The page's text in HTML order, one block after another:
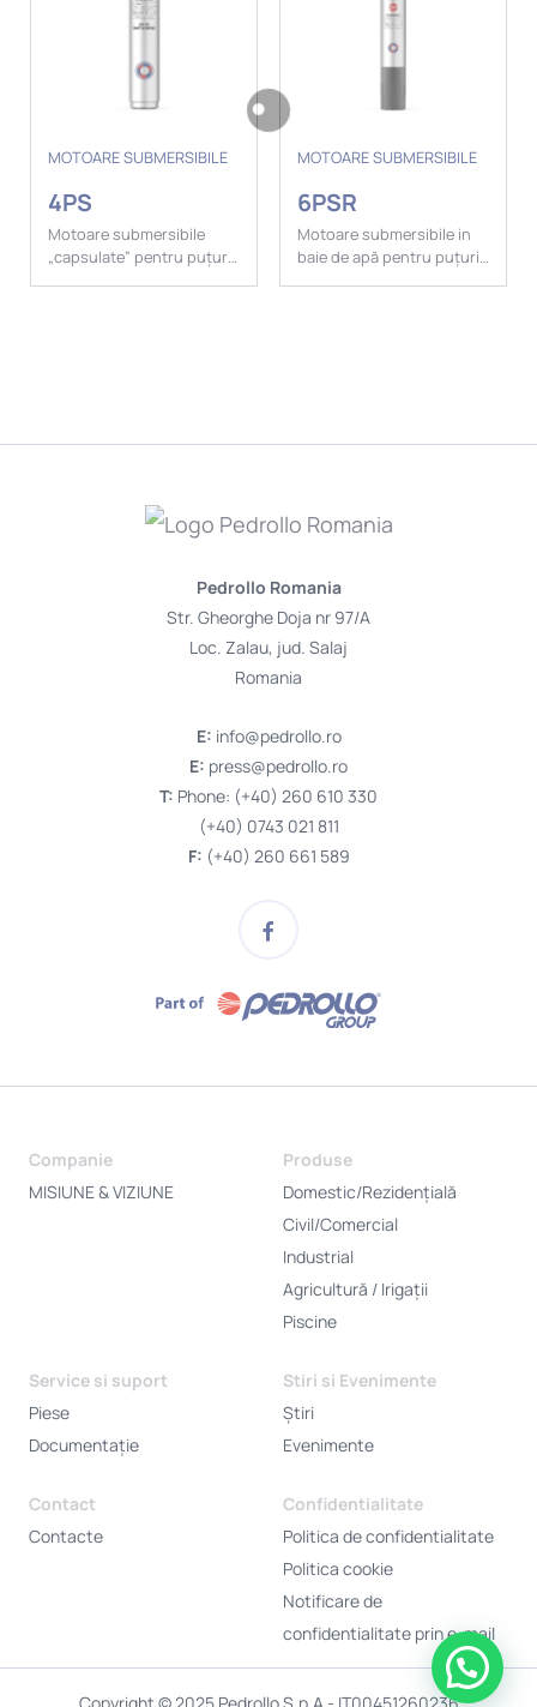
MOTOARE SUBMERSIBILE
4PS
Motoare submersibile
„capsulate” pentru puțuri
MOTOARE SUBMERSIBILE
6PSR
Motoare submersibile in
baie de apă pentru puțuri
Pedrollo Romania
Str. Gheorghe Doja nr 97/A
Loc. Zalau, jud. Salaj
Romania
E: info@pedrollo.ro
E: press@pedrollo.ro
T: Phone: (+40) 260 610 330
(+40) 0743 021 811
F: (+40) 260 661 589
Companie
MISIUNE & VIZIUNE
Produse
Domestic/Rezidențială
Civil/Comercial
Industrial
Agricultură / Irigații
Piscine
Service si suport
Piese
Documentație
Stiri si Evenimente
Știri
Evenimente
Contact
Contacte
Confidentialitate
Politica de confidentialitate
Politica cookie
Notificare de
confidentialitate prin e-mail